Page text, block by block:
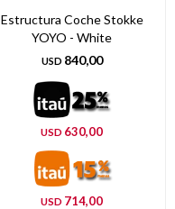
Estructura Coche Stokke
YOYO - White
USD 840,00
USD 630,00
USD 714,00